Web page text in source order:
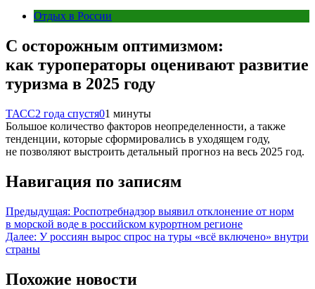
Отдых в России
С осторожным оптимизмом:
как туроператоры оценивают развитие
туризма в 2025 году
ТАСС2 года спустя01 минуты
Большое количество факторов неопределенности, а также
тенденции, которые сформировались в уходящем году,
не позволяют выстроить детальный прогноз на весь 2025 год.
Навигация по записям
Предыдущая: Роспотребнадзор выявил отклонение от норм
в морской воде в российском курортном регионе
Далее: У россиян вырос спрос на туры «всё включено» внутри
страны
Похожие новости